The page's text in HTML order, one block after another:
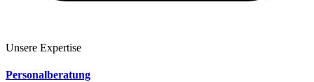
Unsere Expertise
Personalberatung